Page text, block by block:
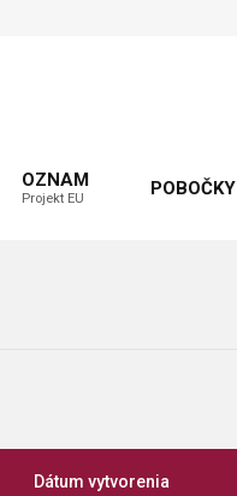
OZNAM
Projekt EU POBOČKY
Dátum vytvorenia